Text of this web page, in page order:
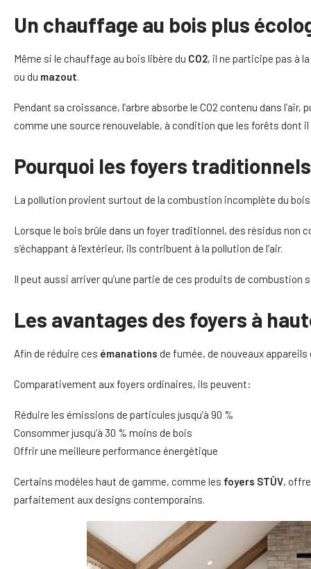
Un chauffage au bois plus
Même si le chauffage au bois libère du CO2, il ne participe pas à
ou du mazout.
Pendant sa croissance, l’arbre absorbe le CO2 contenu dans
comme une source renouvelable, à condition que les forêts dont
Pourquoi les foyers
La pollution provient surtout de la combustion incomplète du bois.
Lorsque le bois brûle dans un foyer traditionnel, des résidus non
s’échappant à l’extérieur, ils contribuent à la pollution de l’air.
Il peut aussi arriver qu’une partie de ces produits de
Les avantages des foyers à
Afin de réduire ces émanations de fumée, de nouveaux
Comparativement aux foyers ordinaires, ils peuvent:
Réduire les émissions de particules jusqu’à 90 %
Consommer jusqu’à 30 % moins de bois
Offrir une meilleure performance énergétique
Certains modèles haut de gamme, comme les foyers STÛV,
parfaitement aux designs contemporains.